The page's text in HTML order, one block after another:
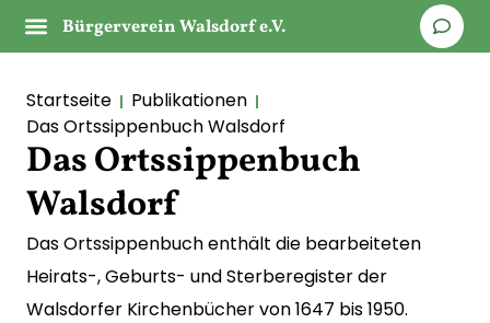
Bürgerverein Walsdorf e.V.
Startseite
Publikationen
Das Ortssippenbuch Walsdorf
Das Ortssippenbuch
Walsdorf
Das Ortssippenbuch enthält die bearbeiteten
Heirats-, Geburts- und Sterberegister der
Walsdorfer Kirchenbücher von 1647 bis 1950.